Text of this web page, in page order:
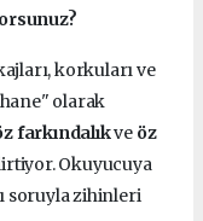
korkuları ve
olarak
farkındalıkve öz
Okuyucuya
soruyla zihinleri